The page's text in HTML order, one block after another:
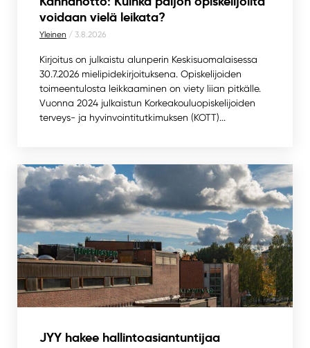
voidaan vielä leikata?
Yleinen / 3.8.2026
Kirjoitus on julkaistu alunperin Keskisuomalaisessa
30.7.2026 mielipidekirjoituksena. Opiskelijoiden
toimeentulosta leikkaaminen on viety liian pitkälle.
Vuonna 2024 julkaistun Korkeakouluopiskelijoiden
terveys- ja hyvinvointitutkimuksen (KOTT)...
JYY hakee hallintoasiantuntijaa